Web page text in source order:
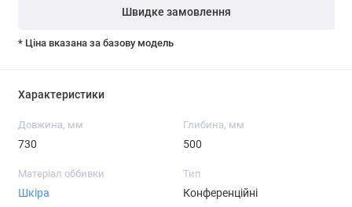
Швидке замовлення
* Ціна вказана за базову модель
Характеристики
Довжина, мм
730
Глибина, мм
500
Матеріал оббивки
Шкіра
Тип
Конференційні